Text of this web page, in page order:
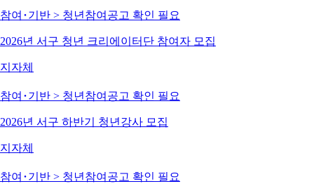
참여･기반 > 청년참여 공고 확인 필요
2026년 서구 청년 크리에이터단 참여자 모집
지자체
참여･기반 > 청년참여 공고 확인 필요
2026년 서구 하반기 청년강사 모집
지자체
참여･기반 > 청년참여 공고 확인 필요